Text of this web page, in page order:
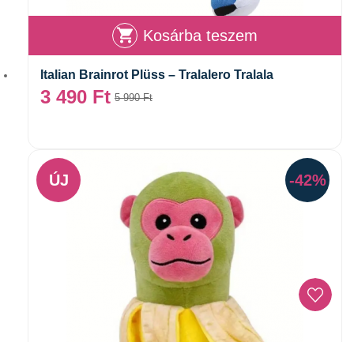
Kosárba teszem
Italian Brainrot Plüss – Tralalero Tralala
5 990Ft
3 490 Ft
-42%
ÚJ